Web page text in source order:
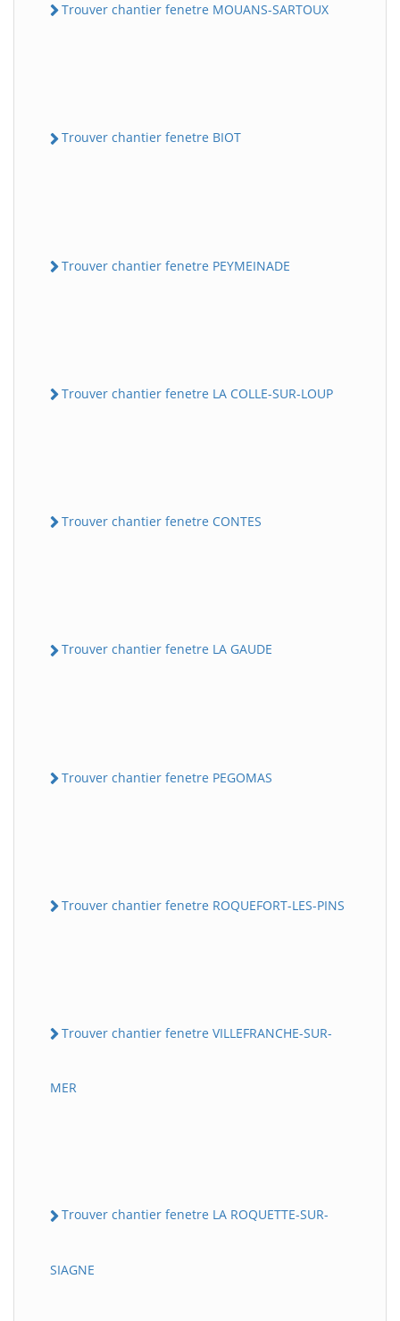
Trouver chantier fenetre MOUANS-SARTOUX
Trouver chantier fenetre BIOT
Trouver chantier fenetre PEYMEINADE
Trouver chantier fenetre LA COLLE-SUR-LOUP
Trouver chantier fenetre CONTES
Trouver chantier fenetre LA GAUDE
Trouver chantier fenetre PEGOMAS
Trouver chantier fenetre ROQUEFORT-LES-PINS
Trouver chantier fenetre VILLEFRANCHE-SUR-
MER
Trouver chantier fenetre LA ROQUETTE-SUR-
SIAGNE